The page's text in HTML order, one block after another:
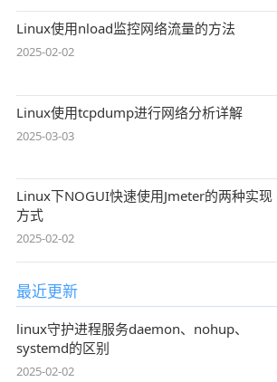
Linux使用nload监控网络流量的方法
2025-02-02
Linux使用tcpdump进行网络分析详解
2025-03-03
Linux下NOGUI快速使用Jmeter的两种实现
方式
2025-02-02
最近更新
linux守护进程服务daemon、nohup、
systemd的区别
2025-02-02